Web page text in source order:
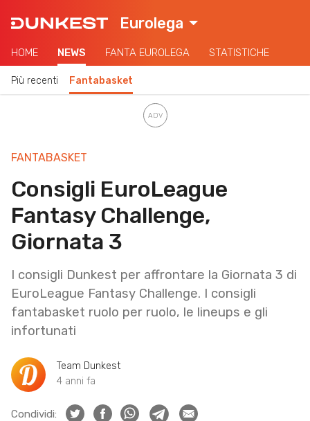
Eurolega
HOME NEWS FANTA EUROLEGA STATISTICHE
Più recenti Fantabasket
FANTABASKET
Consigli EuroLeague
Fantasy Challenge,
Giornata 3
I consigli Dunkest per affrontare la Giornata 3 di
EuroLeague Fantasy Challenge. I consigli
fantabasket ruolo per ruolo, le lineups e gli
infortunati
Team Dunkest
4 anni fa
Condividi: